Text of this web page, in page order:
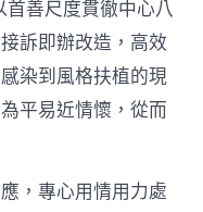
首善尺度貫徹中心八
訴即辦改造，高效
染到風格扶植的現
平易近情懷，從而
，專心用情用力處